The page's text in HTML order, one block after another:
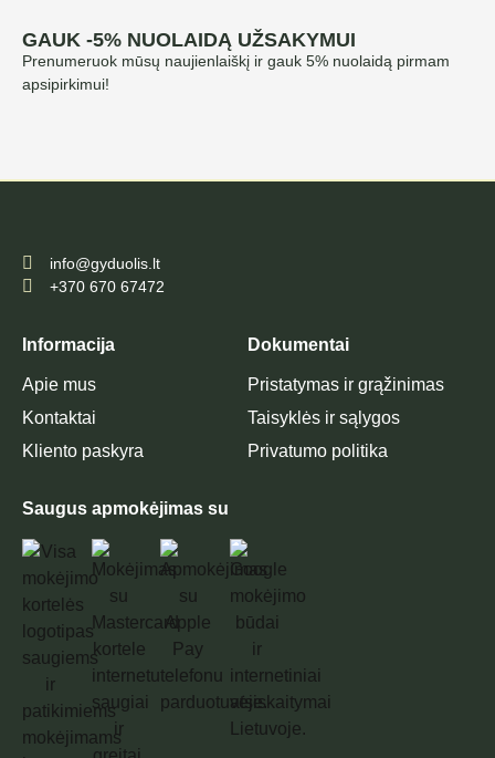
GAUK -5% NUOLAIDĄ UŽSAKYMUI
Prenumeruok mūsų naujienlaiškį ir gauk 5% nuolaidą pirmam
apsipirkimui!
info@gyduolis.lt
+370 670 67472
Informacija
Apie mus
Kontaktai
Kliento paskyra
Dokumentai
Pristatymas ir grąžinimas
Taisyklės ir sąlygos
Privatumo politika
Saugus apmokėjimas su